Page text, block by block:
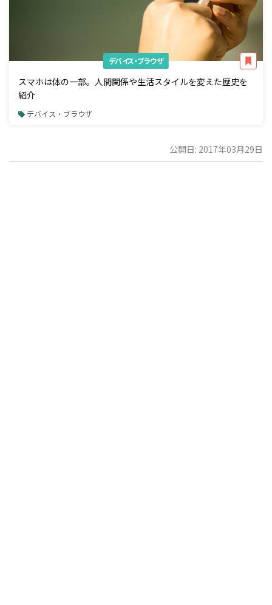
デバイス・ブラウザ
スマホは体の一部。人間関係や生活スタイルを変えた歴史を
紹介
デバイス・ブラウザ
公開日: 2017年03月29日